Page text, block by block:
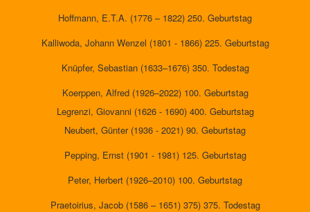
Hoffmann, E.T.A. (1776 – 1822) 250. Geburtstag
Kalliwoda, Johann Wenzel (1801 - 1866) 225. Geburtstag
Knüpfer, Sebastian (1633–1676) 350. Todestag
Koerppen, Alfred (1926–2022) 100. Geburtstag
Legrenzi, Giovanni (1626 - 1690) 400. Geburtstag
Neubert, Günter (1936 - 2021) 90. Geburtstag
Pepping, Ernst (1901 - 1981) 125. Geburtstag
Peter, Herbert (1926–2010) 100. Geburtstag
Praetoirius, Jacob (1586 – 1651) 375) 375. Todestag